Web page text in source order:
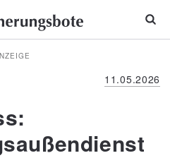
11.05.2026